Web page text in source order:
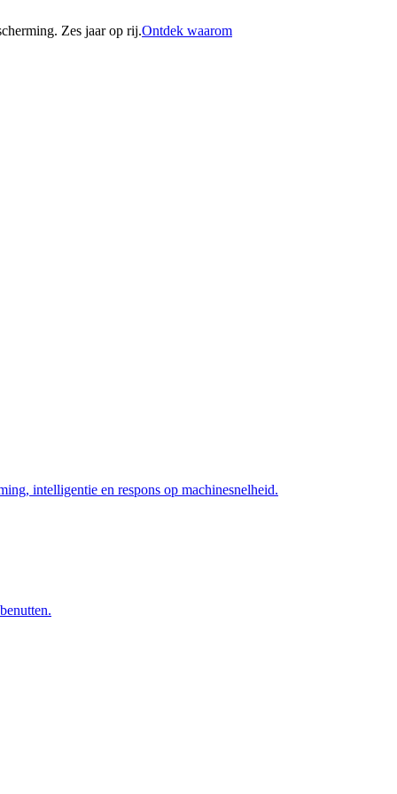
Zes jaar op rij.Ontdek waarom
intelligentie en respons op machinesnelheid.